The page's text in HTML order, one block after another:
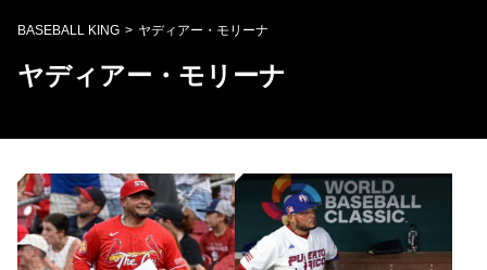
BASEBALL KING ヤディアー・モリーナ
ヤディアー・モリーナ